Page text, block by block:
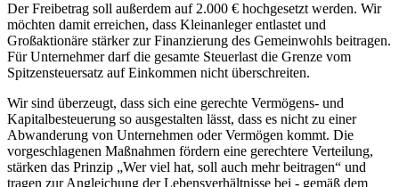
Der Freibetrag soll außerdem auf 2.000 € hochgesetzt werden. Wir
möchten damit erreichen, dass Kleinanleger entlastet und
Großaktionäre stärker zur Finanzierung des Gemeinwohls beitragen.
Für Unternehmer darf die gesamte Steuerlast die Grenze vom
Spitzensteuersatz auf Einkommen nicht überschreiten.
Wir sind überzeugt, dass sich eine gerechte Vermögens- und
Kapitalbesteuerung so ausgestalten lässt, dass es nicht zu einer
Abwanderung von Unternehmen oder Vermögen kommt. Die
vorgeschlagenen Maßnahmen fördern eine gerechtere Verteilung,
stärken das Prinzip „Wer viel hat, soll auch mehr beitragen“ und
tragen zur Angleichung der Lebensverhältnisse bei - gemäß dem